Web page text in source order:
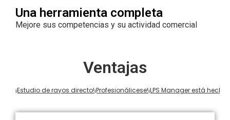
Una herramienta completa
Mejore sus competencias y su actividad comercial
Ventajas
¡Estudio de rayos directo!¡Profesionálicese!¡LPS Manager está